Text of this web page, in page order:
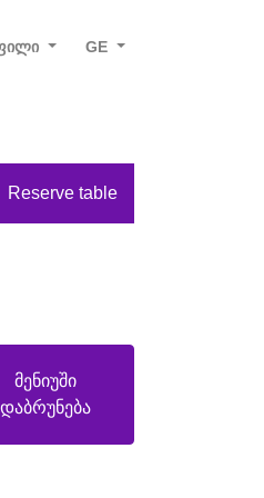
GE
Reserve table
მენიუში
დაბრუნება